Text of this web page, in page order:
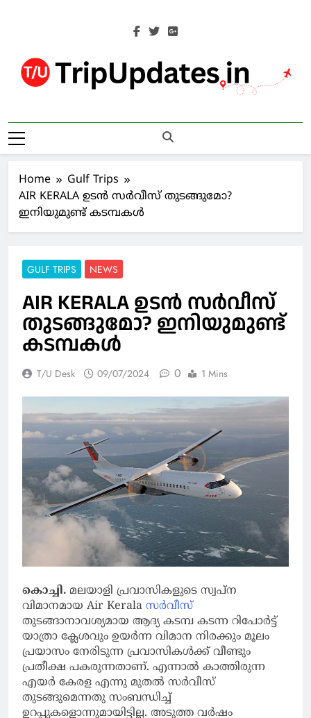
Trip Updates
Home
Gulf Trips
AIR KERALA ഉടന്‍ സര്‍വീസ് തുടങ്ങുമോ?
ഇനിയുമുണ്ട് കടമ്പകള്‍
GULF TRIPS NEWS
AIR KERALA ഉടന്‍ സര്‍വീസ്
തുടങ്ങുമോ? ഇനിയുമുണ്ട്
കടമ്പകള്‍
T/U Desk 09/07/2024 0 1 Mins
കൊച്ചി. മലയാളി പ്രവാസികളുടെ സ്വപ്‌ന
വിമാനമായ Air Kerala സര്‍വീസ്
തുടങ്ങാനാവശ്യമായ ആദ്യ കടമ്പ കടന്ന റിപോര്‍ട്ട്
യാത്രാ ക്ലേശവും ഉയര്‍ന്ന വിമാന നിരക്കും മൂലം
പ്രയാസം നേരിടുന്ന പ്രവാസികള്‍ക്ക് വീണ്ടും
പ്രതീക്ഷ പകരുന്നതാണ്. എന്നാല്‍ കാത്തിരുന്ന
എയര്‍ കേരള എന്നു മുതല്‍ സര്‍വീസ്
തുടങ്ങുമെന്നതു സംബന്ധിച്ച്
ഉറപ്പുകളൊന്നുമായിട്ടില്ല. അടുത്ത വർഷം